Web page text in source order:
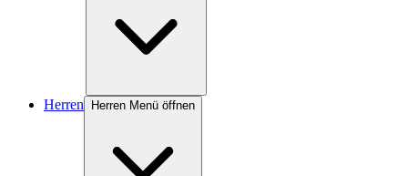
Herren Herren Menü öffnen